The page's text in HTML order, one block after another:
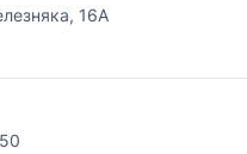
16А